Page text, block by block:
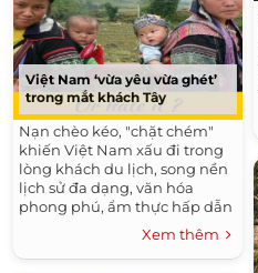
Việt Nam ‘vừa yêu vừa ghét’
trong mắt khách Tây
Nạn chèo kéo, "chặt chém"
khiến Việt Nam xấu đi trong
lòng khách du lịch, song nền
lịch sử đa dạng, văn hóa
phong phú, ẩm thực hấp dẫn
và con người thân thiện là
những điều níu chân bất cứ vị
khách nào.
Xem thêm